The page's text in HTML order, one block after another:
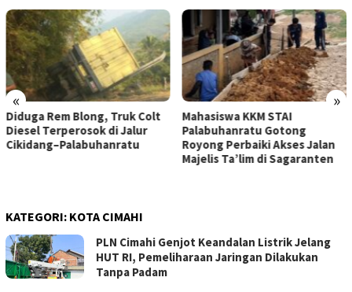
« »
Diduga Rem Blong, Truk Colt
Diesel Terperosok di Jalur
Cikidang–Palabuhanratu
Mahasiswa KKM STAI
Palabuhanratu Gotong
Royong Perbaiki Akses Jalan
Majelis Ta’lim di Sagaranten
KATEGORI: KOTA CIMAHI
PLN Cimahi Genjot Keandalan Listrik Jelang
HUT RI, Pemeliharaan Jaringan Dilakukan
Tanpa Padam